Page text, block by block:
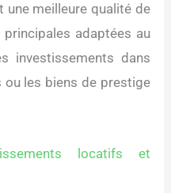
meilleure qualité de
adaptées au
investissements dans
ou les biens de prestige
locatifs et